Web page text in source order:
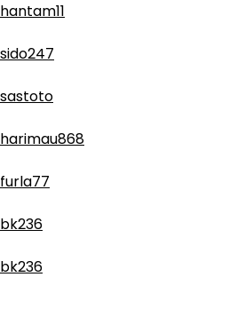
hantam11
sido247
sastoto
harimau868
furla77
bk236
bk236